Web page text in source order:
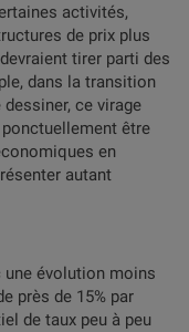
activités,
de prix plus
tirer parti des
dans la transition
ce virage
être
en
autant
une évolution moins
près de 15% par
de taux peu à peu